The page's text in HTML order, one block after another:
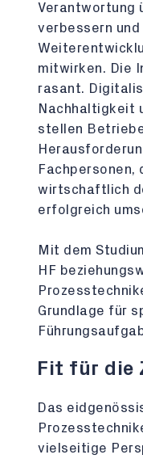
Verantwortung
verbessern
mitwirken. Die
rasant.
Nachhaltigkeit
stellen
Fachpersonen,
wirtschaftlich
erfolgreich
Mit dem
HF
Grundlage für
Fit für die
Das
vielseitige